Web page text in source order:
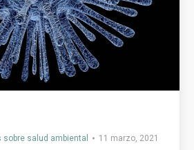
salud ambiental 11 marzo, 2021